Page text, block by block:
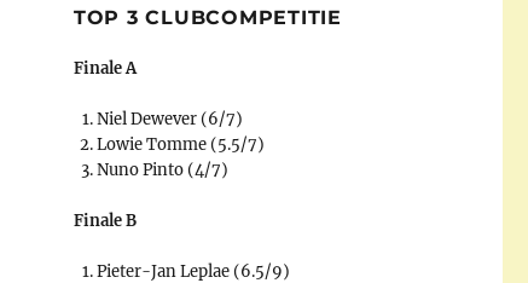
TOP 3 CLUBCOMPETITIE
Finale A
Niel Dewever (6/7)
Lowie Tomme (5.5/7)
Nuno Pinto (4/7)
Finale B
Pieter-Jan Leplae (6.5/9)